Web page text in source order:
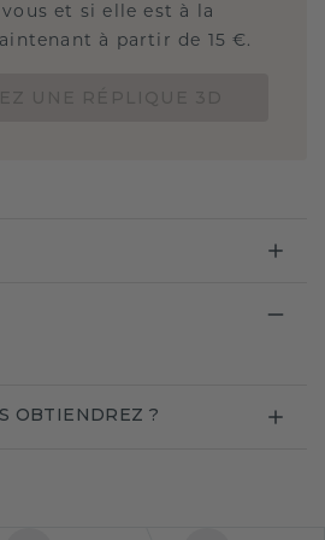
et si elle est à la
à partir de 15 €.
OBTIENDREZ ?